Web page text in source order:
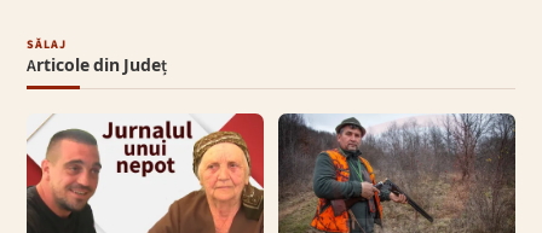
SĂLAJ
Articole din Județ